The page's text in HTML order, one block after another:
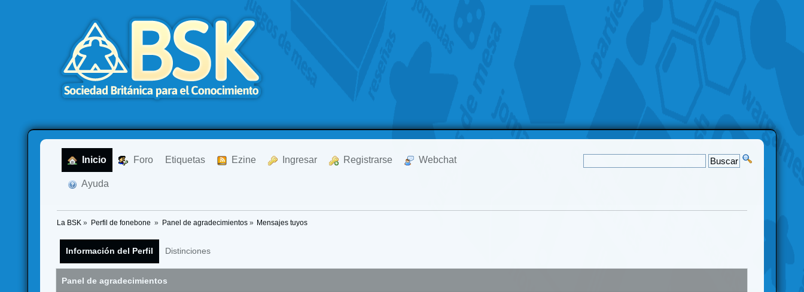
Inicio Foro Etiquetas Ezine Ingresar Registrarse Webchat
Ayuda
La BSK » Perfil de fonebone » Panel de agradecimientos» Mensajes tuyos
Información del Perfil Distinciones
Panel de agradecimientos